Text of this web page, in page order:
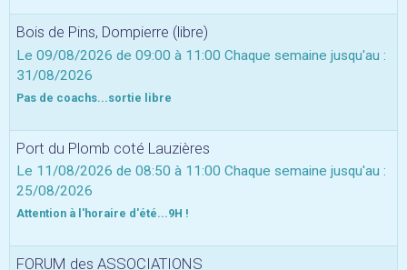
Bois de Pins, Dompierre (libre)
Le 09/08/2026 de 09:00 à 11:00 Chaque semaine jusqu'au :
31/08/2026
Pas de coachs...sortie libre
Port du Plomb coté Lauzières
Le 11/08/2026 de 08:50 à 11:00 Chaque semaine jusqu'au :
25/08/2026
Attention à l'horaire d'été...9H !
FORUM des ASSOCIATIONS